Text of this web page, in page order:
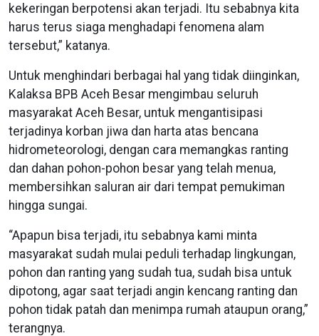
kekeringan berpotensi akan terjadi. Itu sebabnya kita
harus terus siaga menghadapi fenomena alam
tersebut,” katanya.
Untuk menghindari berbagai hal yang tidak diinginkan,
Kalaksa BPB Aceh Besar mengimbau seluruh
masyarakat Aceh Besar, untuk mengantisipasi
terjadinya korban jiwa dan harta atas bencana
hidrometeorologi, dengan cara memangkas ranting
dan dahan pohon-pohon besar yang telah menua,
membersihkan saluran air dari tempat pemukiman
hingga sungai.
“Apapun bisa terjadi, itu sebabnya kami minta
masyarakat sudah mulai peduli terhadap lingkungan,
pohon dan ranting yang sudah tua, sudah bisa untuk
dipotong, agar saat terjadi angin kencang ranting dan
pohon tidak patah dan menimpa rumah ataupun orang,”
terangnya.